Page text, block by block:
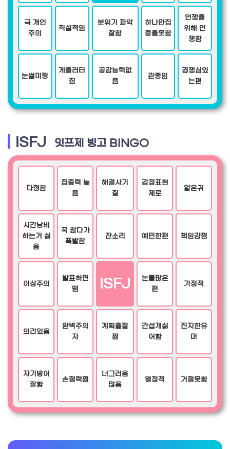
극 개인
주의
직설적임
분위기 파악
잘함
하나만집
중을못함
언쟁을
위해 언
쟁함
눈썰미짱
게을러터
짐
공감능력없
음
관종임
경쟁심있
는편
ISFJ 잇프제 빙고 BINGO
다정함
집중력 높
음
해결사기
질
감정표현
제로
얇은귀
시간낭비
하는거 싫
음
꾹 참다가
폭발함
잔소리 예민한편 책임감쩜
이상주의
발표하면
떰
ISFJ
눈물많은
편
가정적
의리있음
완벽주의
자
계획을잘
짬
간섭개싫
어함
진지한유
머
자기방어
잘함
손절력쩜
너그러움
많음
열정적 거절못함